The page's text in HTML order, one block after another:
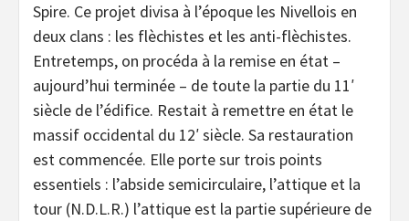
Spire. Ce projet divisa à l’époque les Nivellois en
deux clans : les flèchistes et les anti-flèchistes.
Entretemps, on procéda à la remise en état –
aujourd’hui terminée – de toute la partie du 11′
siècle de l’édifice. Restait à remettre en état le
massif occidental du 12′ siècle. Sa restauration
est commencée. Elle porte sur trois points
essentiels : l’abside semicirculaire, l’attique et la
tour (N.D.L.R.) l’attique est la partie supérieure de